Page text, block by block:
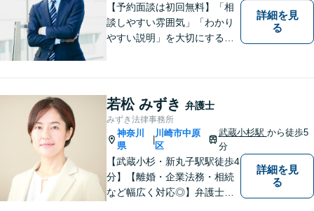
【予約面談は初回無料】「相
談しやすい雰囲気」「わかり
やすい説明」を大切にする事
続・離婚に強み【二子玉川駅4
分】【夜間面談OK】
詳細を見
る
若松 みずき 弁護士
みずき法律事務所
神奈川
県
川崎市中原
区
武蔵小杉駅 から徒歩5
分
【武蔵小杉・新丸子駅駅徒歩4
分】【離婚・企業法務・相続
など幅広く対応◎】弁護士歴1
詳細を見
る